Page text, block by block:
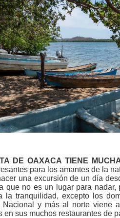
DE OAXACA TIENE
para los amantes de la
una excursión de un día
que no es un lugar para
la tranquilidad, excepto los
Nacional y más al norte viene
en sus muchos restaurantes de